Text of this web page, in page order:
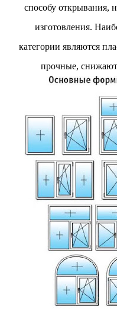
строгих норм
инклюзивности.
победой в городском
пирамида
застройщиков
«Jardins Secrets» —
средиземноморский
стремились
прошлом участка с
способу открывания,
изготовления.
категории являются
прочные,